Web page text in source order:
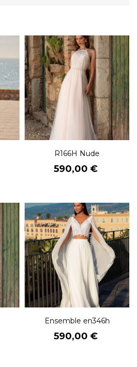
R166H Nude
Prix
590,00 €
Ensemble en346h
Prix
590,00 €